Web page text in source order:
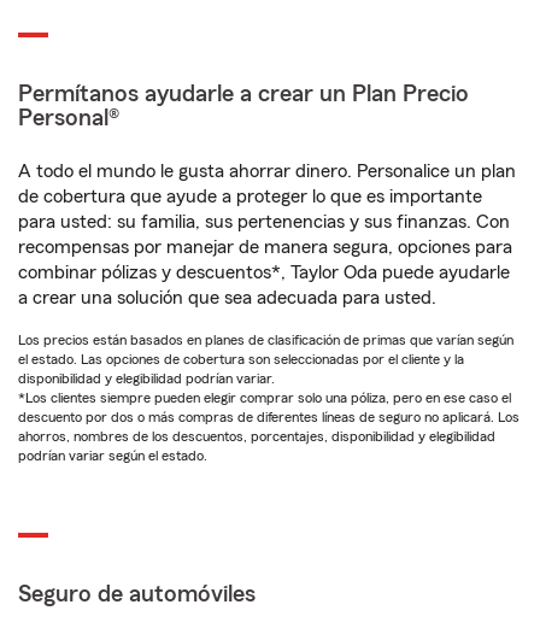
Permítanos ayudarle a crear un Plan Precio
Personal®
A todo el mundo le gusta ahorrar dinero. Personalice un plan
de cobertura que ayude a proteger lo que es importante
para usted: su familia, sus pertenencias y sus finanzas. Con
recompensas por manejar de manera segura, opciones para
combinar pólizas y descuentos*, Taylor Oda puede ayudarle
a crear una solución que sea adecuada para usted.
Los precios están basados en planes de clasificación de primas que varían según
el estado. Las opciones de cobertura son seleccionadas por el cliente y la
disponibilidad y elegibilidad podrían variar.
*Los clientes siempre pueden elegir comprar solo una póliza, pero en ese caso el
descuento por dos o más compras de diferentes líneas de seguro no aplicará. Los
ahorros, nombres de los descuentos, porcentajes, disponibilidad y elegibilidad
podrían variar según el estado.
Seguro de automóviles